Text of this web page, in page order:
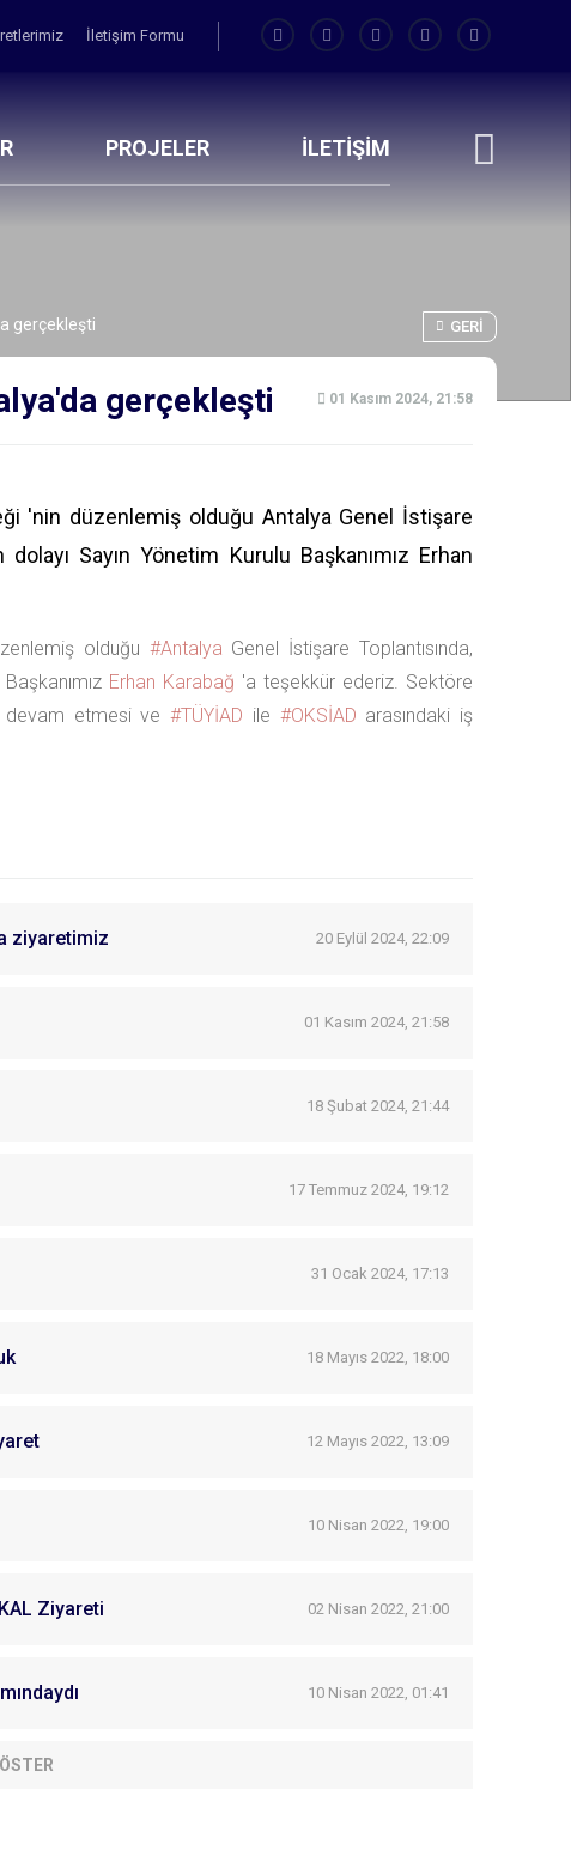
İletişim Formu
PROJELER İLETİŞİM
gerçekleşti GERI
gerçekleşti 01 Kasım 2024, 21:58
'nin düzenlemiş olduğu Antalya Genel İstişare
Sayın Yönetim Kurulu Başkanımız Erhan
olduğu #Antalya Genel İstişare Toplantısında,
Erhan Karabağ 'a teşekkür ederiz. Sektöre
devam etmesi ve #TÜYİAD ile #OKSİAD arasındaki iş
ziyaretimiz 20 Eylül 2024, 22:09
01 Kasım 2024, 21:58
18 Şubat 2024, 21:44
17 Temmuz 2024, 19:12
31 Ocak 2024, 17:13
18 Mayıs 2022, 18:00
12 Mayıs 2022, 13:09
10 Nisan 2022, 19:00
Ziyareti 02 Nisan 2022, 21:00
10 Nisan 2022, 01:41